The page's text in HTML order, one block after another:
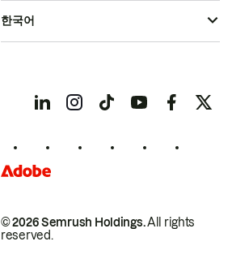
© 2026 Semrush Holdings.All rights
reserved.
한국어